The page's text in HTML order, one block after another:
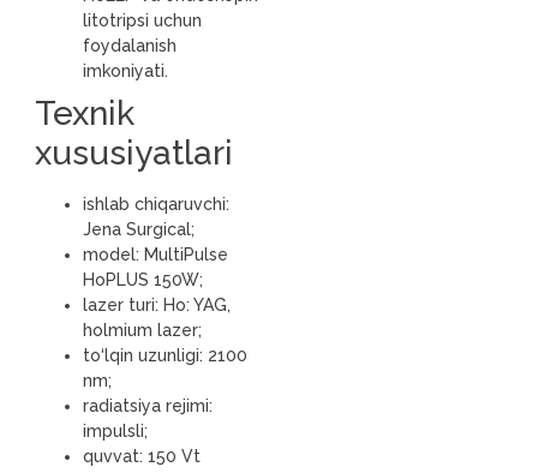
litotripsi uchun
foydalanish
imkoniyati.
Texnik
xususiyatlari
ishlab chiqaruvchi:
Jena Surgical;
model: MultiPulse
HoPLUS 150W;
lazer turi: Ho: YAG,
holmium lazer;
to‘lqin uzunligi: 2100
nm;
radiatsiya rejimi:
impulsli;
quvvat: 150 Vt